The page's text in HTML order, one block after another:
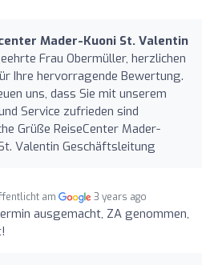
Mader-Kuoni St. Valentin
Frau Obermüller, herzlichen
Ihre hervorragende Bewertung.
uns, dass Sie mit unserem
Service zufrieden sind
Grüße ReiseCenter Mader-
Valentin Geschäftsleitung
am 3 years ago
ausgemacht, ZA genommen,